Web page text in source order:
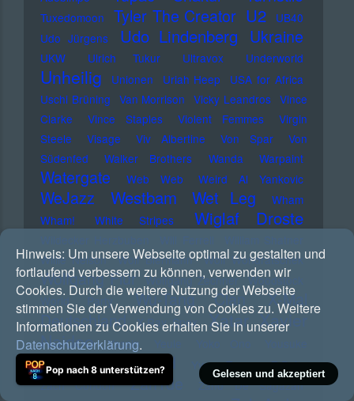
Tuxedomoon Tyler The Creator U2
UB40
Udo Jürgens
Udo Lindenberg Ukraine
UKW Ulrich Tukur Ultravox Underworld
Unheilig Unionen Uriah Heep
USA for Africa
Uschi Brüning Van Morrison Vicky Leandros Vince
Clarke
Vince Staples Violent Femmes
Virgin
Steele
Visage Viv Albertine Von Spar
Von
Südenfed
Walker Brothers Wanda Warpaint
Watergate Web Web Weird Al Yankovic
WeJazz Westbam Wet Leg
Wham
Wham!
White Stripes Wiglaf Droste
Willie Nelson
Wolf Biermann Wolf Wondratschek
Wolfgang Flür Wolfgang Zechner Woodstock
World Party
Wu-Tang Clan
X-Mal
Deutschland
X-Ray Spex Xatar Xavier
Naidoo
Yassin
Yukimatsu
Yungblud Yves Tumor
Z-Pain
Zach Condon
Zah1de
Zaho De Sagazan
Hinweis: Um unsere Webseite optimal zu gestalten und
fortlaufend verbessern zu können, verwenden wir
Cookies. Durch die weitere Nutzung der Webseite
stimmen Sie der Verwendung von Cookies zu. Weitere
Informationen zu Cookies erhalten Sie in unserer
Datenschutzerklärung.
Gelesen und akzeptiert
Pop nach 8 unterstützen?